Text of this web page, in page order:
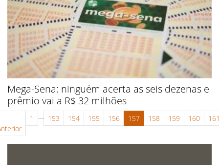
Mega-Sena: ninguém acerta as seis dezenas e
prêmio vai a R$ 32 milhões
1 ... 153 154 155 156 157 158 159 160